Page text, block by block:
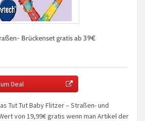
Brückenset gratis ab 39€
Deal
Tut Tut Baby Flitzer – Straßen- und
von 19,99€ gratis wenn man Artikel der